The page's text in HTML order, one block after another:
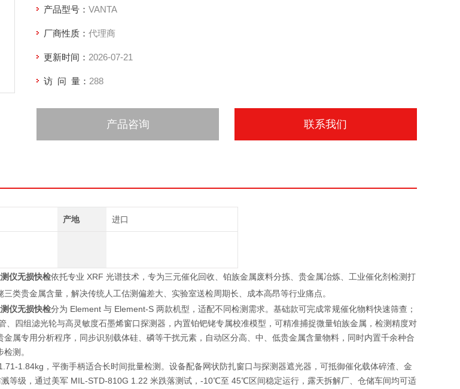
产品型号： VANTA
厂商性质： 代理商
更新时间： 2026-07-21
访 问 量： 288
产品咨询 联系我们
产地 进口
仪无损快检依托专业 XRF 光谱技术，专为三元催化回收、铂族金属废料分拣、贵金属冶炼、工业催化剂检测打
类贵金属含量，解决传统人工估测偏差大、实验室送检周期长、成本高昂等行业痛点。
仪无损快检分为 Element 与 Element-S 两款机型，适配不同检测需求。基础款可完成常规催化物料快速筛查；
、四组滤光轮与高灵敏度石墨烯窗口探测器，内置铂钯铑专属校准模型，可精准捕捉微量铂族金属，检测精度对
属专用分析程序，同步识别载体硅、磷等干扰元素，自动区分高、中、低贵金属含量物料，同时内置千余种合
测。
1.84kg，平衡手柄适合长时间批量检测。设备配备网状防扎窗口与探测器遮光器，可抵御催化载体碎渣、金
等级，通过美军 MIL-STD-810G 1.22 米跌落测试，-10℃至 45℃区间稳定运行，露天拆解厂、仓储车间均可适